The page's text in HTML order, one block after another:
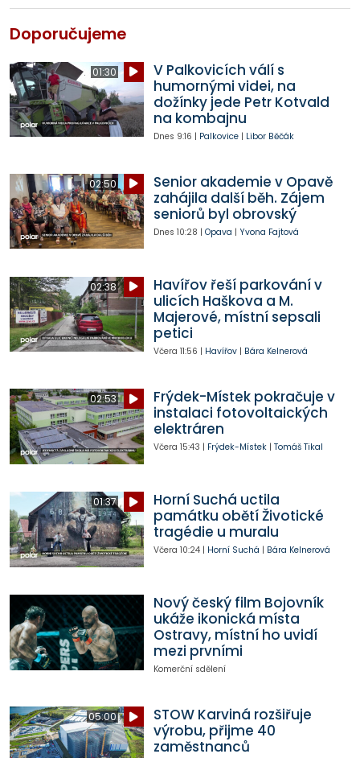
Doporučujeme
01:30
V Palkovicích válí s
humornými videi, na
dožínky jede Petr Kotvald
na kombajnu
Dnes 9:16 | Palkovice| Libor Běčák
02:50
Senior akademie v Opavě
zahájila další běh. Zájem
seniorů byl obrovský
Dnes 10:28 | Opava | Yvona Fajtová
02:38
Havířov řeší parkování v
ulicích Haškova a M.
Majerové, místní sepsali
petici
Včera 11:56 | Havířov| Bára Kelnerová
02:53
Frýdek-Místek pokračuje v
instalaci fotovoltaických
elektráren
Včera 15:43 | Frýdek-Místek| Tomáš Tikal
01:37
Horní Suchá uctila
památku obětí Životické
tragédie u muralu
Včera 10:24| Horní Suchá | Bára Kelnerová
Nový český film Bojovník
ukáže ikonická místa
Ostravy, místní ho uvidí
mezi prvními
Komerční sdělení
05:00
STOW Karviná rozšiřuje
výrobu, přijme 40
zaměstnanců